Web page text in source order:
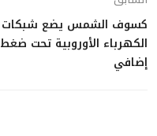
كسوف الشمس يضع شبكات
الكهرباء الأوروبية تحت ضغط
إضافي